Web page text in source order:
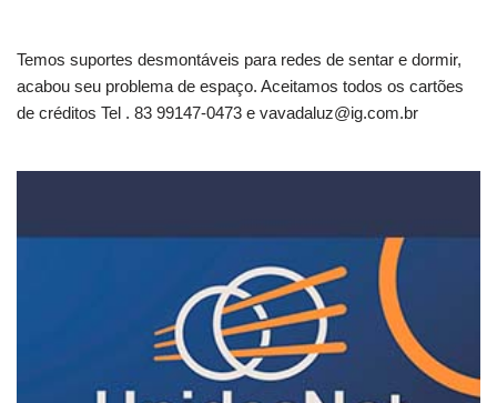
Temos suportes desmontáveis para redes de sentar e dormir,
acabou seu problema de espaço. Aceitamos todos os cartões
de créditos Tel . 83 99147-0473 e vavadaluz@ig.com.br